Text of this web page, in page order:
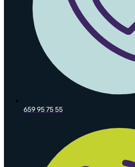
659 95 75 55